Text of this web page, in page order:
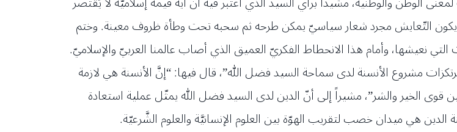
يكون التّعايش مجرد شعار سياسيّ يمكن طرحه ثم سحبه تحت وطأة ظروف معينة. وختم
نعيشها، وأمام هذا الانحطاط الفكريّ العميق الذي أصاب عالمنا العربيّ والإسلاميّ.
مشروع الأنسنة لدى سماحة السيد فضل الله”، قال فيها: “إنَّ الأنسنة هي لازمة
قوى الخير والشر”، مشيراً إلى أنّ الدين لدى السيد فضل الله يمثّل عملية استعادة
الدين هي ميدان خصب لتقريب الهوّة بين العلوم الإنسانيَّة والعلوم الشَّرعيّة.